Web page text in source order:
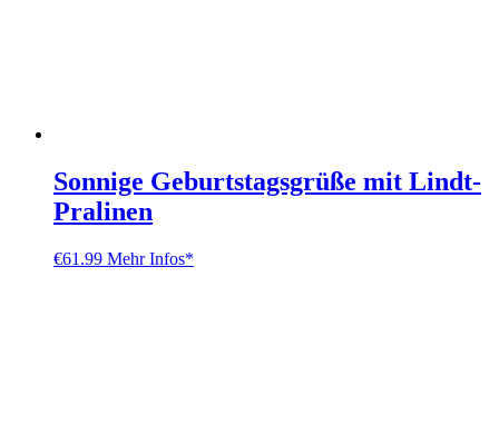
Sonnige Geburtstagsgrüße mit Lindt-
Pralinen
€61.99 Mehr Infos*